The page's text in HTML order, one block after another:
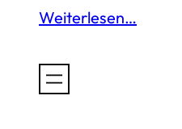
Weiterlesen…